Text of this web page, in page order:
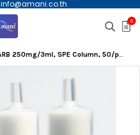
info@amani.co.th
0
250mg/3ml, SPE Column, 50/pkg